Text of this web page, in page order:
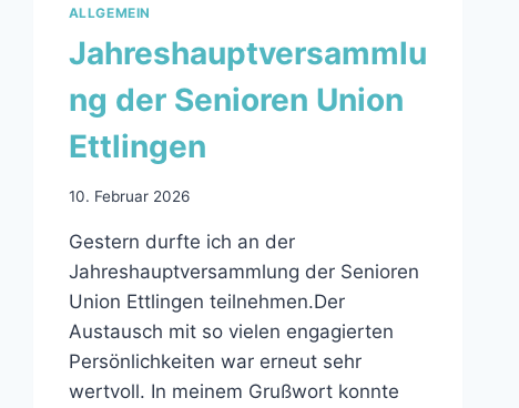
ALLGEMEIN
Jahreshauptversammlu
ng der Senioren Union
Ettlingen
10. Februar 2026
Gestern durfte ich an der
Jahreshauptversammlung der Senioren
Union Ettlingen teilnehmen.Der
Austausch mit so vielen engagierten
Persönlichkeiten war erneut sehr
wertvoll. In meinem Grußwort konnte